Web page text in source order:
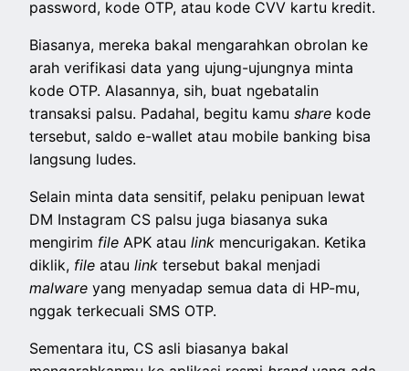
password, kode OTP, atau kode CVV kartu kredit.
Biasanya, mereka bakal mengarahkan obrolan ke
arah verifikasi data yang ujung-ujungnya minta
kode OTP. Alasannya, sih, buat ngebatalin
transaksi palsu. Padahal, begitu kamushare kode
tersebut, saldo e-wallet atau mobile banking bisa
langsung ludes.
Selain minta data sensitif, pelaku penipuan lewat
DM Instagram CS palsu juga biasanya suka
mengirim fileAPK ataulink mencurigakan. Ketika
diklik, fileataulinktersebut bakal menjadi
malwareyang menyadap semua data di HP-mu,
nggak terkecuali SMS OTP.
Sementara itu, CS asli biasanya bakal